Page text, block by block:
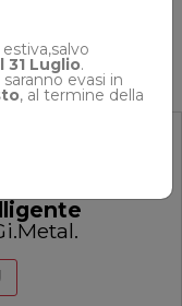
estiva,salvo
31 Luglio.
evasi in
, al termine della